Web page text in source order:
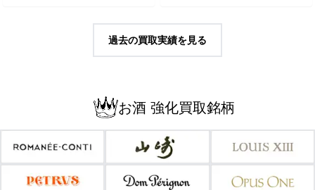
過去の買取実績を見る
お酒 強化買取銘柄